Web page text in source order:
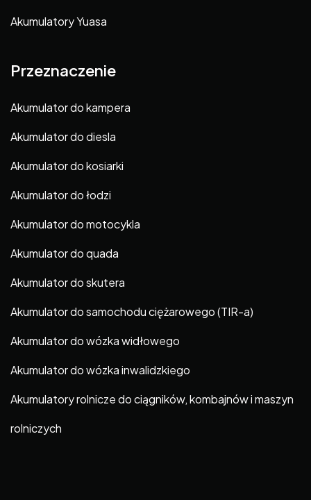
Akumulatory Yuasa
Przeznaczenie
Akumulator do kampera
Akumulator do diesla
Akumulator do kosiarki
Akumulator do łodzi
Akumulator do motocykla
Akumulator do quada
Akumulator do skutera
Akumulator do samochodu ciężarowego (TIR-a)
Akumulator do wózka widłowego
Akumulator do wózka inwalidzkiego
Akumulatory rolnicze do ciągników, kombajnów i maszyn
rolniczych